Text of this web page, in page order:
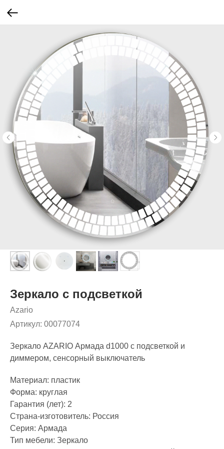
Зеркало с подсветкой
Azario
Артикул: 00077074
Зеркало AZARIO Армада d1000 c подсветкой и
диммером, сенсорный выключатель
Материал: пластик
Форма: круглая
Гарантия (лет): 2
Страна-изготовитель: Россия
Серия: Армада
Тип мебели: Зеркало